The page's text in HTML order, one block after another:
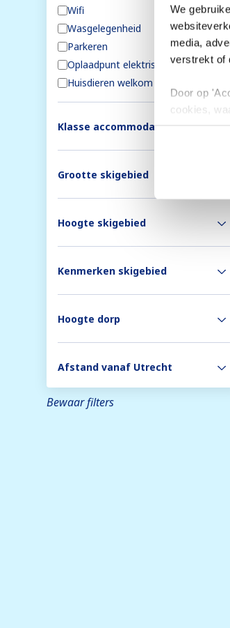
We
media,
verstrekt of
Door op
cookies,
Wifi
3
Wasgelegenheid
2
Parkeren
6
Oplaadpunt elektrische auto's
2
Huisdieren welkom
Klasse accommodatie
Grootte skigebied
Hoogte skigebied
Kenmerken skigebied
Hoogte dorp
Afstand vanaf Utrecht
Bewaar filters